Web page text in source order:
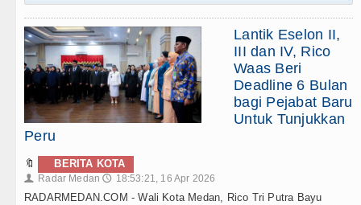
Lantik Eselon II,
III dan IV, Rico
Waas Beri
Deadline 6 Bulan
bagi Pejabat Baru
Untuk Tunjukkan
Peru
🔖 BERITA KOTA
👤 Radar Medan 🕔 18:53:21, 16 Apr 2026
RADARMEDAN.COM - Wali Kota Medan, Rico Tri Putra Bayu